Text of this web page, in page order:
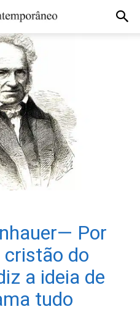
Por
cristão do
a ideia de
tudo